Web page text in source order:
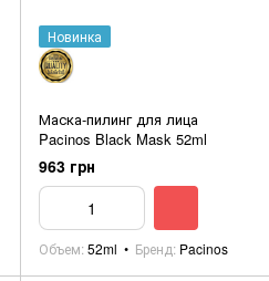
Новинка
Маска-пилинг для лица
Pacinos Black Mask 52ml
963 грн
Объем 52ml Бренд Pacinos